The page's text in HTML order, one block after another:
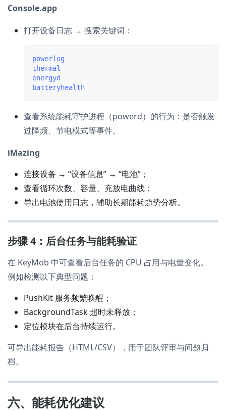
Console.app
打开设备日志 → 搜索关键词：
powerlog
thermal
energyd
查看系统能耗守护进程（powerd）的行为：是否触发
过降频、节电模式等事件。
iMazing
连接设备 → “设备信息” → “电池”；
查看循环次数、容量、充放电曲线；
导出电池使用日志，辅助长期能耗趋势分析。
步骤 4：后台任务与能耗验证
在 KeyMob 中可查看后台任务的 CPU 占用与电量变化。
例如检测以下典型问题：
PushKit 服务频繁唤醒；
BackgroundTask 超时未释放；
定位模块在后台持续运行。
可导出能耗报告（HTML/CSV），用于团队评审与问题归
档。
六、能耗优化建议